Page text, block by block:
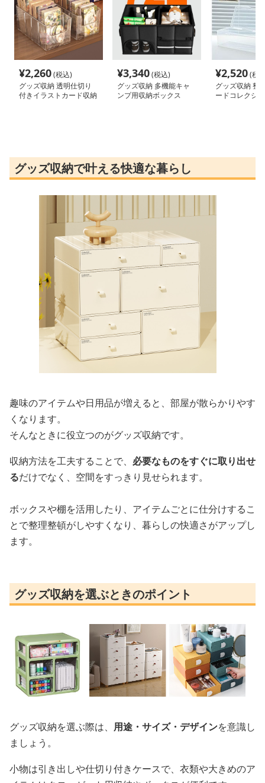
¥2,260(税込)
グッズ収納 透明仕切り
付きイラストカード収納
¥3,340(税込)
グッズ収納 多機能キャ
ンプ用収納ボックス
¥2,520(税
グッズ収納 整
ードコレクシ
グッズ収納で叶える快適な暮らし
趣味のアイテムや日用品が増えると、部屋が散らかりやす
くなります。
そんなときに役立つのがグッズ収納です。
収納方法を工夫することで、 必要なものをすぐに取り出せ
るだけでなく、空間をすっきり見せられます。
ボックスや棚を活用したり、アイテムごとに仕分けするこ
とで整理整頓がしやすくなり、暮らしの快適さがアップし
ます。
グッズ収納を選ぶときのポイント
グッズ収納を選ぶ際は、 用途・サイズ・デザインを意識し
ましょう。
小物は引き出しや仕切り付きケースで、衣類や大きめのア